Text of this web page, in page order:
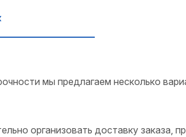
мы предлагаем несколько
организовать доставку заказа,